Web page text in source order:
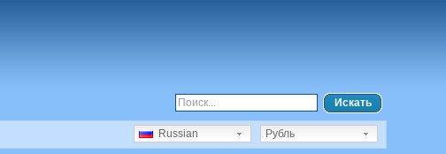
Искать
Рубль
Russian